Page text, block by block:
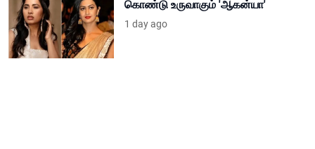
கொண்டு உருவாகும் 'ஆகன்யா'
1 day ago